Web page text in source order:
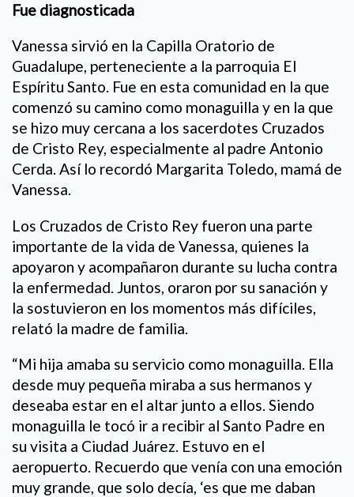
Fue diagnosticada
Vanessa sirvió en la Capilla Oratorio de
Guadalupe, perteneciente a la parroquia El
Espíritu Santo. Fue en esta comunidad en la que
comenzó su camino como monaguilla y en la que
se hizo muy cercana a los sacerdotes Cruzados
de Cristo Rey, especialmente al padre Antonio
Cerda. Así lo recordó Margarita Toledo, mamá de
Vanessa.
Los Cruzados de Cristo Rey fueron una parte
importante de la vida de Vanessa, quienes la
apoyaron y acompañaron durante su lucha contra
la enfermedad. Juntos, oraron por su sanación y
la sostuvieron en los momentos más difíciles,
relató la madre de familia.
“Mi hija amaba su servicio como monaguilla. Ella
desde muy pequeña miraba a sus hermanos y
deseaba estar en el altar junto a ellos. Siendo
monaguilla le tocó ir a recibir al Santo Padre en
su visita a Ciudad Juárez. Estuvo en el
aeropuerto. Recuerdo que venía con una emoción
muy grande, que solo decía, ‘es que me daban